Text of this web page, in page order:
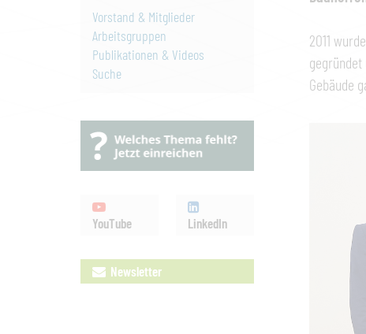
Vorstand & Mitglieder
Arbeitsgruppen
Publikationen & Videos
Suche
YouTube LinkedIn
Newsletter
2011
Gebäude